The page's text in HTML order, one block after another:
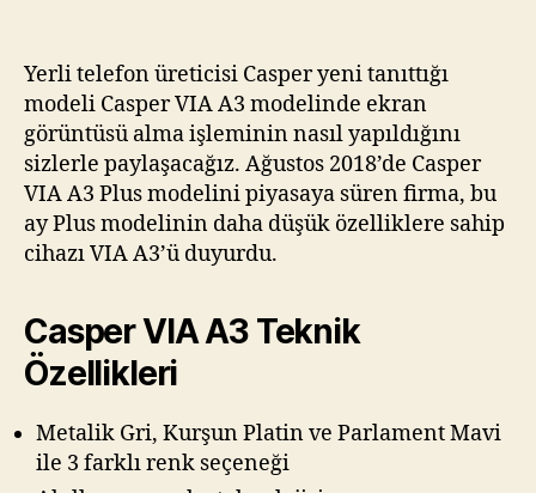
Yerli telefon üreticisi Casper yeni tanıttığı
modeli Casper VIA A3 modelinde ekran
görüntüsü alma işleminin nasıl yapıldığını
sizlerle paylaşacağız. Ağustos 2018’de Casper
VIA A3 Plus modelini piyasaya süren firma, bu
ay Plus modelinin daha düşük özelliklere sahip
cihazı VIA A3’ü duyurdu.
Casper VIA A3 Teknik
Özellikleri
Metalik Gri, Kurşun Platin ve Parlament Mavi
ile 3 farklı renk seçeneği